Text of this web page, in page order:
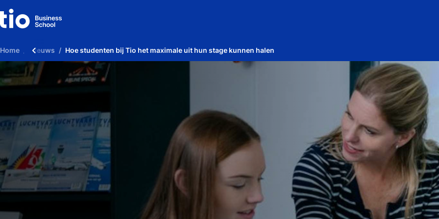
Home Nieuws Hoe studenten bij Tio het maximale uit hun stage kunnen halen